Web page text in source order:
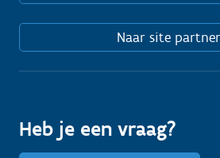
Naar site
Heb je een vraag?